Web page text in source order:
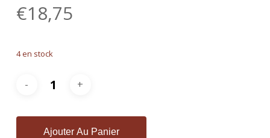
€18,75
4 en stock
Ajouter Au Panier